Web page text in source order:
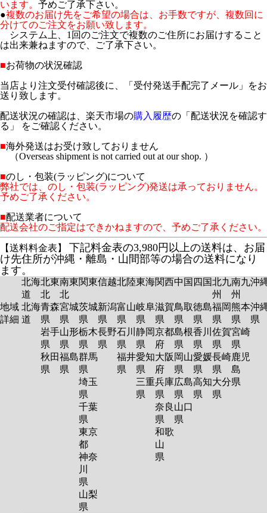
います。 予めご了承下さい。
●複数のお届け先をご希望の場合は、お手数ですが、複数回に
分けてのご注文をお願い致します。
システム上、1回のご注文で複数のご住所にお届けすること
は出来兼ねますので、ご了承下さい。
■お荷物の状況確認
当店より注文受付確認後に、「受付発送手配完了メール」をお
送り致します。
配送状況の確認は、楽天市場の購入履歴の「配送状況を確認す
る」 をご確認ください。
■海外発送はお受け致しておりません
（Overseas shipment is not carried out at our shop. ）
■のし・包装(ラッピング)について
弊社では、のし・包装(ラッピング)発送は承っておりません。
予めご了承ください。
■配送業者について
配送会社のご指定はできかねますので、予めご了承ください。
【送料料金表】
下記料金表の3,980円以上の送料は、お届
け先住所が沖縄・離島・山間部等の場合の送料になり
ます。
北海
道
北東
北
南東
北
関東信越北陸東海関西中国 四国北九
州
南九
州
沖
地域
詳細
北海
道
青森
県
岩手
県
秋田
県
宮城
県
山形
県
福島
県
茨城
県
栃木
県
群馬
県
埼玉
県
千葉
県
東京
都
神奈
川
県
山梨
県
新潟
県
長野
県
富山
県
石川
県
福井
県
岐阜
県
静岡
県
愛知
県
三重
県
滋賀
県
京都
府
大阪
府
兵庫
県
奈良
県
和歌
山
県
鳥取
県
島根
県
岡山
県
広島
県
山口
県
徳島
県
香川
県
愛媛
県
高知
県
福岡
県
佐賀
県
長崎
県
大分
県
熊本
県
宮崎
県
鹿児
島
県
沖